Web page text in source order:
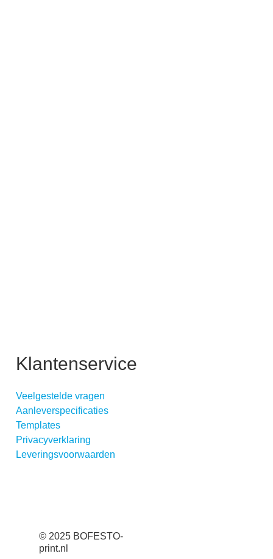
Klantenservice
Veelgestelde vragen
Aanleverspecificaties
Templates
Privacyverklaring
Leveringsvoorwaarden
© 2025 BOFESTO-
print.nl